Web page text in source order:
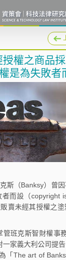
權之商品
是為失敗者
（Banksy）曾因
而設（copyright
賣未經其授權之
班克斯智財權事
一家義大利公司提
「The art of